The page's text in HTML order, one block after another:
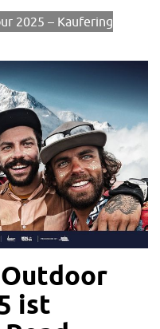
2025 – Kaufering
ist